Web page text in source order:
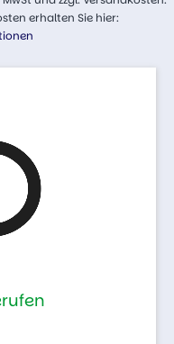
erhalten Sie hier: